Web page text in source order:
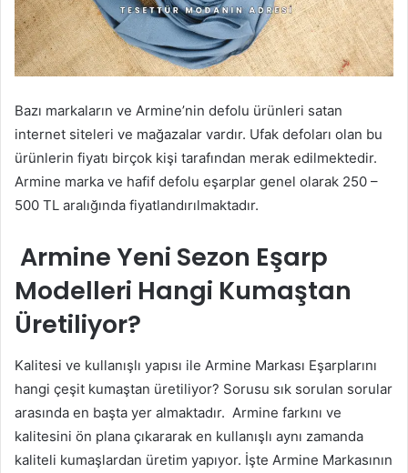
Bazı markaların ve Armine’nin defolu ürünleri satan
internet siteleri ve mağazalar vardır. Ufak defoları olan bu
ürünlerin fiyatı birçok kişi tarafından merak edilmektedir.
Armine marka ve hafif defolu eşarplar genel olarak 250 –
500 TL aralığında fiyatlandırılmaktadır.
Armine Yeni Sezon Eşarp
Modelleri Hangi Kumaştan
Üretiliyor?
Kalitesi ve kullanışlı yapısı ile Armine Markası Eşarplarını
hangi çeşit kumaştan üretiliyor? Sorusu sık sorulan sorular
arasında en başta yer almaktadır. Armine farkını ve
kalitesini ön plana çıkararak en kullanışlı aynı zamanda
kaliteli kumaşlardan üretim yapıyor. İşte Armine Markasının